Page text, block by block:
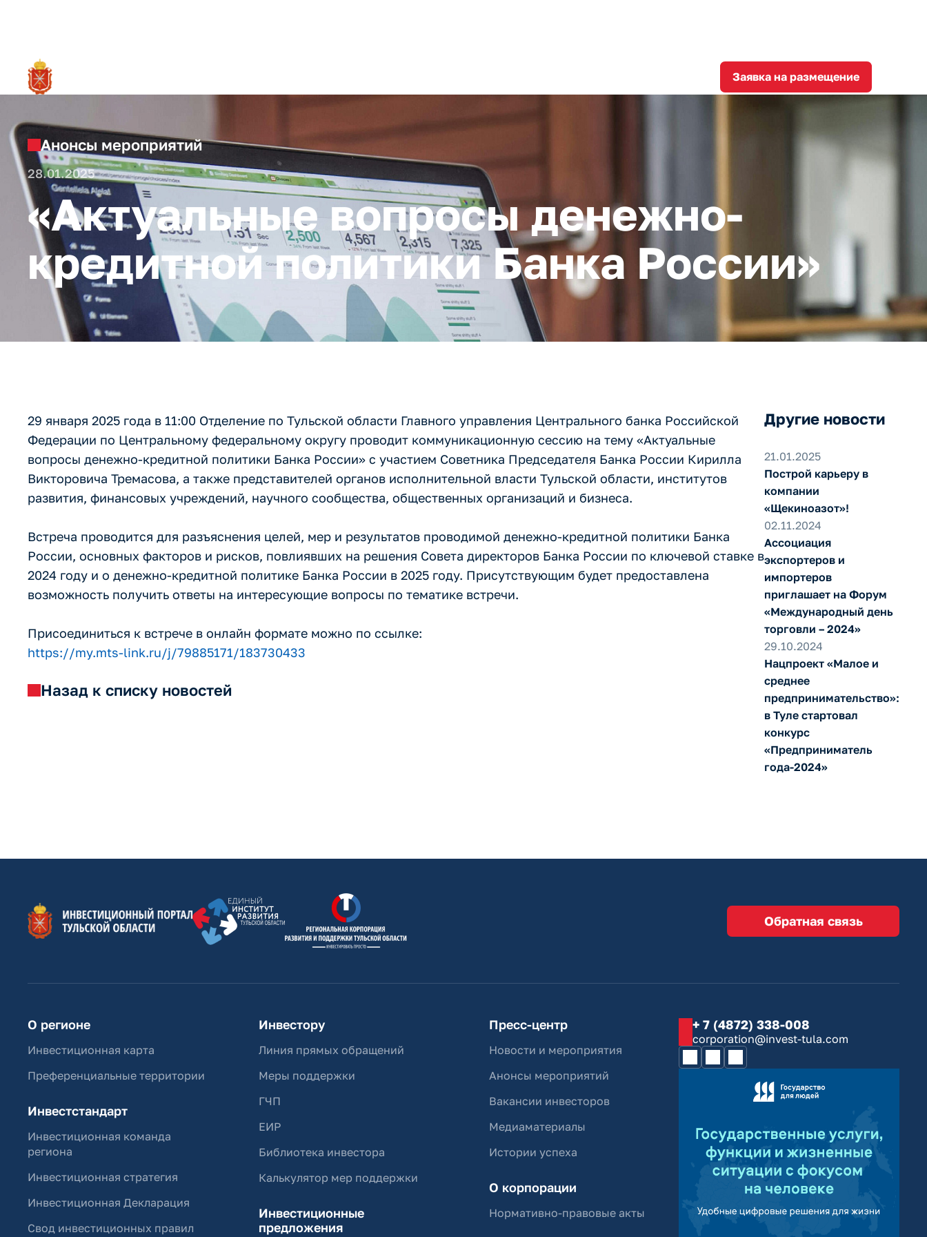
Заявка на размещение
Анонсы мероприятий
28.01.2025
«Актуальные вопросы денежно-
кредитной политики Банка России»
29 января 2025 года в 11:00 Отделение по Тульской области Главного управления Центрального банка Российской
Федерации по Центральному федеральному округу проводит коммуникационную сессию на тему «Актуальные
вопросы денежно-кредитной политики Банка России» с участием Советника Председателя Банка России Кирилла
Викторовича Тремасова, а также представителей органов исполнительной власти Тульской области, институтов
развития, финансовых учреждений, научного сообщества, общественных организаций и бизнеса.
Встреча проводится для разъяснения целей, мер и результатов проводимой денежно-кредитной политики Банка
России, основных факторов и рисков, повлиявших на решения Совета директоров Банка России по ключевой ставке в
2024 году и о денежно-кредитной политике Банка России в 2025 году. Присутствующим будет предоставлена
возможность получить ответы на интересующие вопросы по тематике встречи.
Присоединиться к встрече в онлайн формате можно по ссылке:
https://my.mts-link.ru/j/79885171/183730433
Назад к списку новостей
Другие новости
21.01.2025
Построй карьеру в
компании
«Щекиноазот»!
02.11.2024
Ассоциация
экспортеров и
импортеров
приглашает на Форум
«Международный день
торговли – 2024»
29.10.2024
Нацпроект «Малое и
среднее
предпринимательство»:
в Туле стартовал
конкурс
«Предприниматель
года-2024»
Обратная связь
О регионе
Инвестиционная карта
Преференциальные территории
Инвестстандарт
Инвестиционная команда
региона
Инвестиционная стратегия
Инвестиционная Декларация
Свод инвестиционных правил
Инвестору
Линия прямых обращений
Меры поддержки
ГЧП
ЕИР
Библиотека инвестора
Калькулятор мер поддержки
Инвестиционные
предложения
Пресс-центр
Новости и мероприятия
Анонсы мероприятий
Вакансии инвесторов
Медиаматериалы
Истории успеха
О корпорации
Нормативно-правовые акты
+ 7 (4872) 338-008
corporation@invest-tula.com